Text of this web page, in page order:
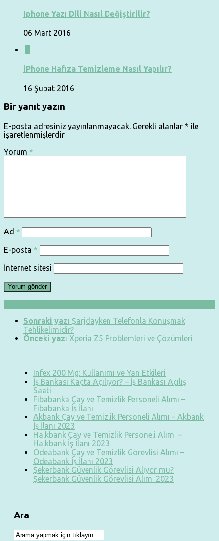
Iphone Yazı Dili Nasıl Değiştirilir?
06 Mart 2016
iPhone Hafıza Temizleme Nasıl Yapılır?
16 Şubat 2016
Bir yanıt yazın
E-posta adresiniz yayınlanmayacak. Gerekli alanlar * ile
işaretlenmişlerdir
Yorum *
Ad *
E-posta *
İnternet sitesi
Sonraki yazı Şarjdayken Telefonla Konuşmak
Tehlikelimidir?
Önceki yazı Xperia Z5 Problemleri ve Çözümleri
Infex 200 Mg: Kullanımı ve Yan Etkileri
İş Bankası Kaçta Açılıyor? – İş Bankası Açılış
Saati
Fibabanka Çay ve Temizlik Personeli Alımı –
Fibabanka İş İlanı
Akbank Çay ve Temizlik Personeli Alımı – Akbank
İş İlanı 2023
Halkbank Çay ve Temizlik Personeli Alımı –
Halkbank İş İlanı 2023
Odeabank Çay ve Temizlik Görevlisi Alımı –
Odeabank İş İlanı 2023
Şekerbank Güvenlik Görevlisi Alıyor mu?
Şekerbank Güvenlik Görevlisi Alımı 2023
Ara